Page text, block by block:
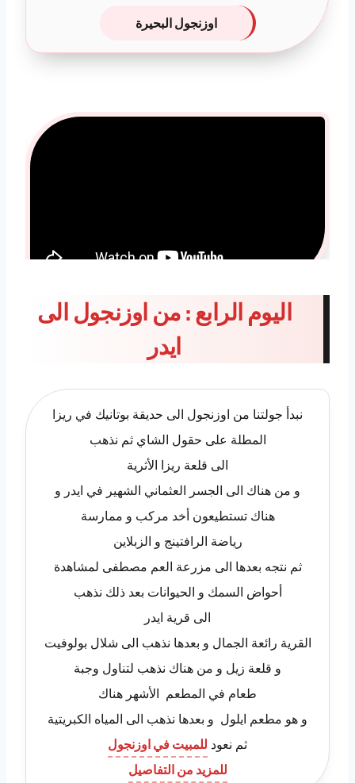
اوزنجول البحيرة
اليوم الرابع : من اوزنجول الى
ايدر
نبدأ جولتنا من اوزنجول الى حديقة بوتانيك في ريزا
المطلة على حقول الشاي ثم نذهب
الى قلعة ريزا الأثرية
و من هناك الى الجسر العثماني الشهير في ايدر و
هناك تستطيعون أخد مركب و ممارسة
رياضة الرافتينج و الزبلاين
ثم نتجه بعدها الى مزرعة العم مصطفى لمشاهدة
أحواض السمك و الحيوانات بعد ذلك نذهب
الى قرية ايدر
القرية رائعة الجمال و بعدها نذهب الى شلال بولوفيت
و قلعة زيل و من هناك نذهب لتناول وجبة
طعام في المطعم الأشهر هناك
و هو مطعم ايلول و بعدها نذهب الى المياه الكبريتية
ثم نعود للمبيت في اوزنجول
للمزيد من التفاصيل